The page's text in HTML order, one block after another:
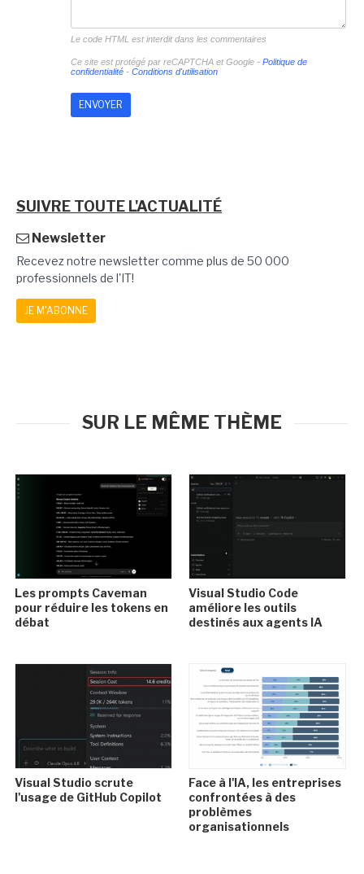
Le code HTML est interdit dans les commentaires
Ce site est protégé par reCAPTCHA et Google - Politique de
confidentialité- Conditions d'utilisation
SUIVRE TOUTE L'ACTUALITÉ
Newsletter
Recevez notre newsletter comme plus de 50 000
professionnels de l'IT!
JE M'ABONNE
SUR LE MÊME THÈME
Les prompts Caveman
pour réduire les tokens en
débat
Visual Studio Code
améliore les outils
destinés aux agents IA
Visual Studio scrute
l'usage de GitHub Copilot
Face à l'IA, les entreprises
confrontées à des
problèmes
organisationnels